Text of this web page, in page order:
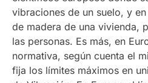
vibraciones de un suelo, y
de madera de una vivienda,
las personas. Es más, en
normativa, según cuenta el
fija los límites máximos en